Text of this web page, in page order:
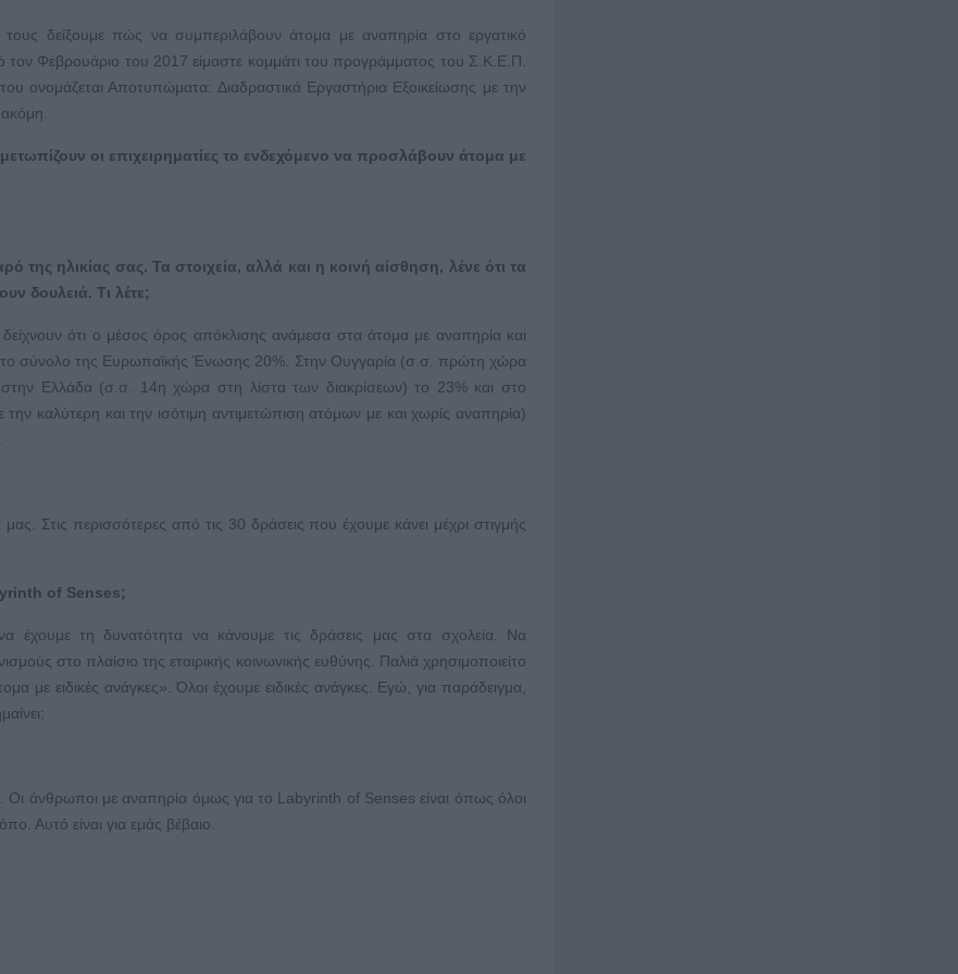
δείξουμε πώς να συμπεριλάβουν άτομα με αναπηρία στο εργατικό
τον Φεβρουάριο του 2017 είμαστε κομμάτι του προγράμματος του Σ.Κ.Ε.Π.
ονομάζεται Αποτυπώματα: Διαδραστικά Εργαστήρια Εξοικείωσης με την
οι επιχειρηματίες το ενδεχόμενο να προσλάβουν άτομα με
της ηλικίας σας. Τα στοιχεία, αλλά και η κοινή αίσθηση, λένε ότι τα
δουλειά. Τι λέτε;
ότι ο μέσος όρος απόκλισης ανάμεσα στα άτομα με αναπηρία και
σύνολο της Ευρωπαϊκής Ένωσης 20%. Στην Ουγγαρία (σ.σ. πρώτη χώρα
Ελλάδα (σ.σ. 14η χώρα στη λίστα των διακρίσεων) το 23% και στο
καλύτερη και την ισότιμη αντιμετώπιση ατόμων με και χωρίς αναπηρία)
Στις περισσότερες από τις 30 δράσεις που έχουμε κάνει μέχρι στιγμής
of Senses;
τη δυνατότητα να κάνουμε τις δράσεις μας στα σχολεία. Να
στο πλαίσιο της εταιρικής κοινωνικής ευθύνης. Παλιά χρησιμοποιείτο
με ειδικές ανάγκες». Όλοι έχουμε ειδικές ανάγκες. Εγώ, για παράδειγμα,
Οι άνθρωποι με αναπηρία όμως για το Labyrinth of Senses είναι όπως όλοι
Αυτό είναι για εμάς βέβαιο.